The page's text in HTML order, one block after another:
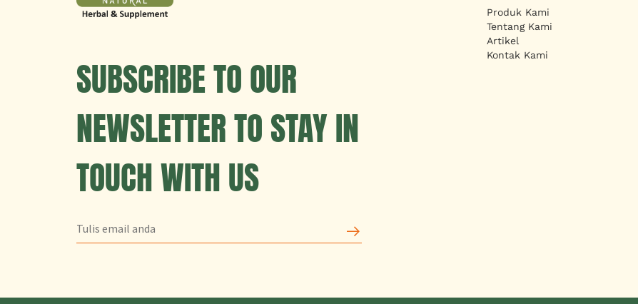
SUBSCRIBE TO OUR
NEWSLETTER TO STAY IN
TOUCH WITH US
Produk Kami
Tentang Kami
Artikel
Kontak Kami